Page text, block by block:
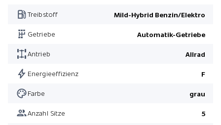
Pack Fahrassistenz
AMG Line Premium Plus
Pack Night
Treibstoff Mild-Hybrid Benzin/Elektro
Getriebe Automatik-Getriebe
Antrieb Allrad
Energieeffizienz F
Farbe grau
Anzahl Sitze 5